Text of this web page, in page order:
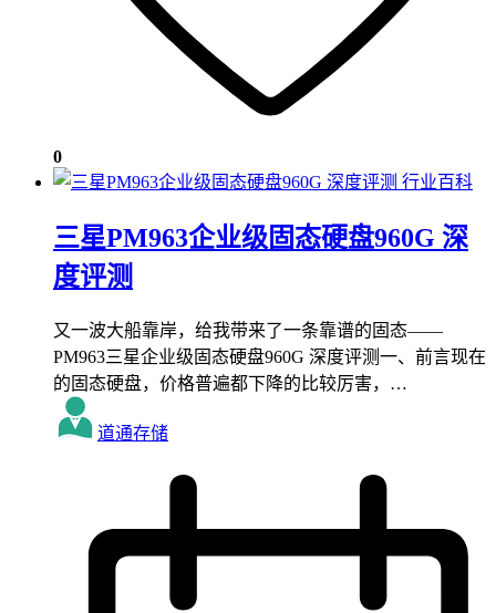
0
行业百科
三星PM963企业级固态硬盘960G 深
度评测
又一波大船靠岸，给我带来了一条靠谱的固态——
PM963三星企业级固态硬盘960G 深度评测一、前言现在
的固态硬盘，价格普遍都下降的比较厉害，…
道通存储